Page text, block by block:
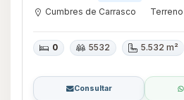
Cumbres de Carrasco Terreno
0 5532 5.532 m²
Consultar